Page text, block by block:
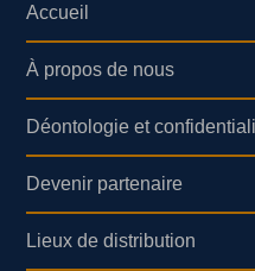
Accueil
À propos de nous
Déontologie et
Devenir partenaire
Lieux de distribution